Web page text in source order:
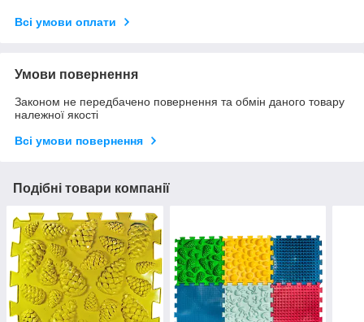
Всі умови оплати
Умови повернення
Законом не передбачено повернення та обмін даного товару
належної якості
Всі умови повернення
Подібні товари компанії